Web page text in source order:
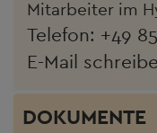
Mitarbeiter im
Telefon: +49
E-Mail
DOKUMENTE